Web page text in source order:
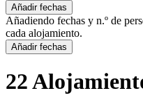
Añadir fechas
Añadiendo fechas y n.º de
cada alojamiento.
Añadir fechas
22